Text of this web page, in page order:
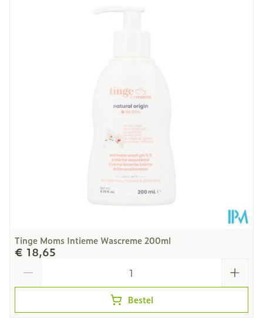
157 mm
allergenen, Zonder
kleurstoffen
Kamertemperatuur (15°C
- 25°C)
Tinge Moms Intieme Wascreme 200ml
€ 18,65
Bestel